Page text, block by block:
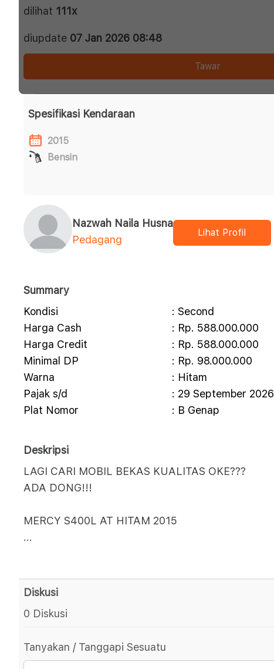
dilihat 111x
diupdate 07 Jan 2026 08:48
Tawar
Spesifikasi Kendaraan
2015
Bensin
Nazwah Naila Husna
Pedagang
Lihat Profil
Summary
Kondisi
: Second
Harga Cash
: Rp. 588.000.000
Harga Credit
: Rp. 588.000.000
Minimal DP
: Rp. 98.000.000
Warna
: Hitam
Pajak s/d
: 29 September 2026
Plat Nomor
: B Genap
Deskripsi
LAGI CARI MOBIL BEKAS KUALITAS OKE???
ADA DONG!!!
MERCY S400L AT HITAM 2015
...
Diskusi
0 Diskusi
Tanyakan / Tanggapi Sesuatu